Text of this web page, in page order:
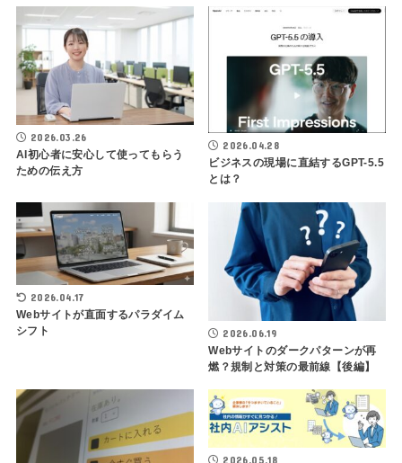
2026.03.26
AI初心者に安心して使ってもらう
ための伝え方
2026.04.28
ビジネスの現場に直結するGPT-5.5
とは？
2026.04.17
Webサイトが直面するパラダイム
シフト
2026.06.19
Webサイトのダークパターンが再
燃？規制と対策の最前線【後編】
2026.05.18